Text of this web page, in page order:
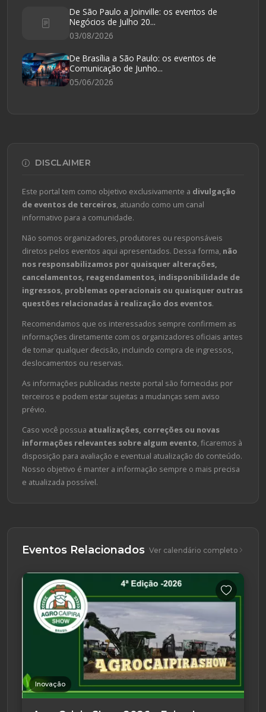
De São Paulo a Joinville: os eventos de
Negócios de Julho 20...
03/08/2026
De Brasília a São Paulo: os eventos de
Comunicação de Junho...
05/06/2026
DISCLAIMER
Este portal tem como objetivo exclusivamente a divulgação
de eventos de terceiros, atuando como um canal
informativo para a comunidade.
Não somos organizadores, produtores ou responsáveis
diretos pelos eventos aqui apresentados. Dessa forma, não
nos responsabilizamos por quaisquer alterações,
cancelamentos, reagendamentos, indisponibilidade de
ingressos, problemas operacionais ou quaisquer outras
questões relacionadas à realização dos eventos.
Recomendamos que os interessados sempre confirmem as
informações diretamente com os organizadores oficiais antes
de tomar qualquer decisão, incluindo compra de ingressos,
deslocamentos ou reservas.
As informações publicadas neste portal são fornecidas por
terceiros e podem estar sujeitas a mudanças sem aviso
prévio.
Caso você possua atualizações, correções ou novas
informações relevantes sobre algum evento, ficaremos à
disposição para avaliação e eventual atualização do conteúdo.
Nosso objetivo é manter a informação sempre o mais precisa
e atualizada possível.
Eventos Relacionados Ver calendário completo
Inovação